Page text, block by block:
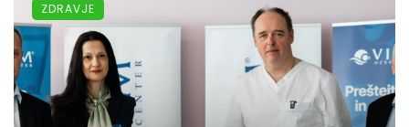
ZDRAVJE